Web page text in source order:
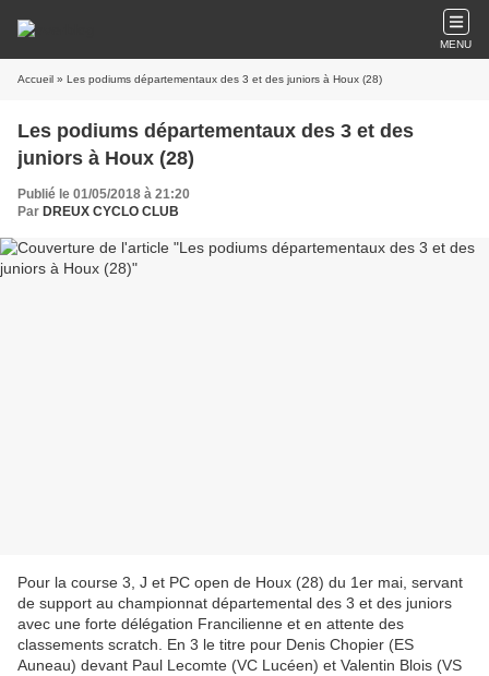
MENU
Accueil » Les podiums départementaux des 3 et des juniors à Houx (28)
Les podiums départementaux des 3 et des
juniors à Houx (28)
Publié le 01/05/2018 à 21:20
Par DREUX CYCLO CLUB
Pour la course 3, J et PC open de Houx (28) du 1er mai, servant
de support au championnat départemental des 3 et des juniors
avec une forte délégation Francilienne et en attente des
classements scratch. En 3 le titre pour Denis Chopier (ES
Auneau) devant Paul Lecomte (VC Lucéen) et Valentin Blois (VS